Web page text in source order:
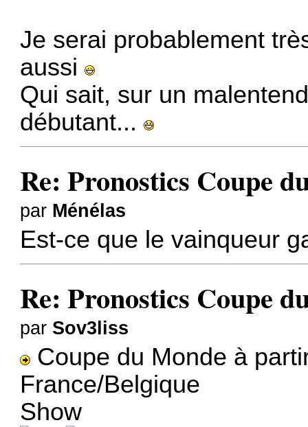
Je serai probablement
aussi
Qui sait, sur un
débutant...
Re: Pronostics Coupe
par Ménélas
Est-ce que le vainqueur
Re: Pronostics Coupe
par Sov3liss
Coupe du Monde à
France/Belgique
Show